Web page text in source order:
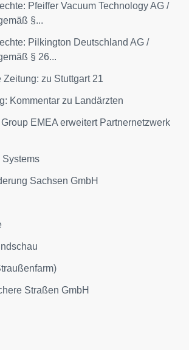
Pfeiffer Vacuum Technology AG /
§...
Pilkington Deutschland AG /
§ 26...
Zeitung: zu Stuttgart 21
Kommentar zu Landärzten
EMEA erweitert Partnernetzwerk
Systems
Sachsen GmbH
Straßen GmbH